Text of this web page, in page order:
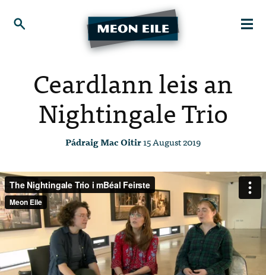
Ceardlann leis an
Nightingale Trio
Pádraig Mac Oitir15 August 2019